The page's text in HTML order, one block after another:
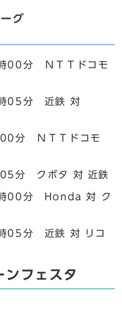
グ
00分 ＮＴＴドコモ
05分 近鉄 対
分 ＮＴＴドコモ
分 クボタ 対 近鉄
00分 Honda 対 ク
05分 近鉄 対 リコ
ンフェスタ